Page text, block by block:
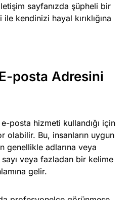
sayfanızda şüpheli bir
kendinizi hayal kırıklığına
posta Adresini
posta hizmeti kullandığı için
olabilir. Bu, insanların uygun
genellikle adlarına veya
veya fazladan bir kelime
gelir.